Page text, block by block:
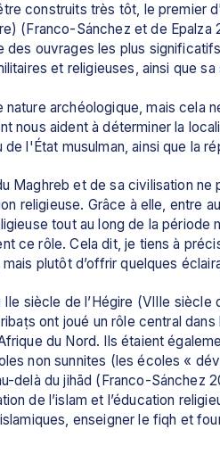
construits très tôt, le premier
(Franco-Sánchez et de
ouvrages les plus
et religieuses, ainsi que
archéologique, mais cela
nous aident à déterminer la
l'État musulman, ainsi que la
Maghreb et de sa civilisation
religieuse. Grâce à elle, entre
tout au long de la période
ce rôle. Cela dit, je tiens à
plutôt d’offrir quelques
IIe siècle de l’Hégire (VIIIe
ont joué un rôle central
du Nord. Ils étaient
non sunnites (les écoles «
delà du jihād (Franco-Sánchez
de l’islam et l’éducation
enseigner le fiqh et